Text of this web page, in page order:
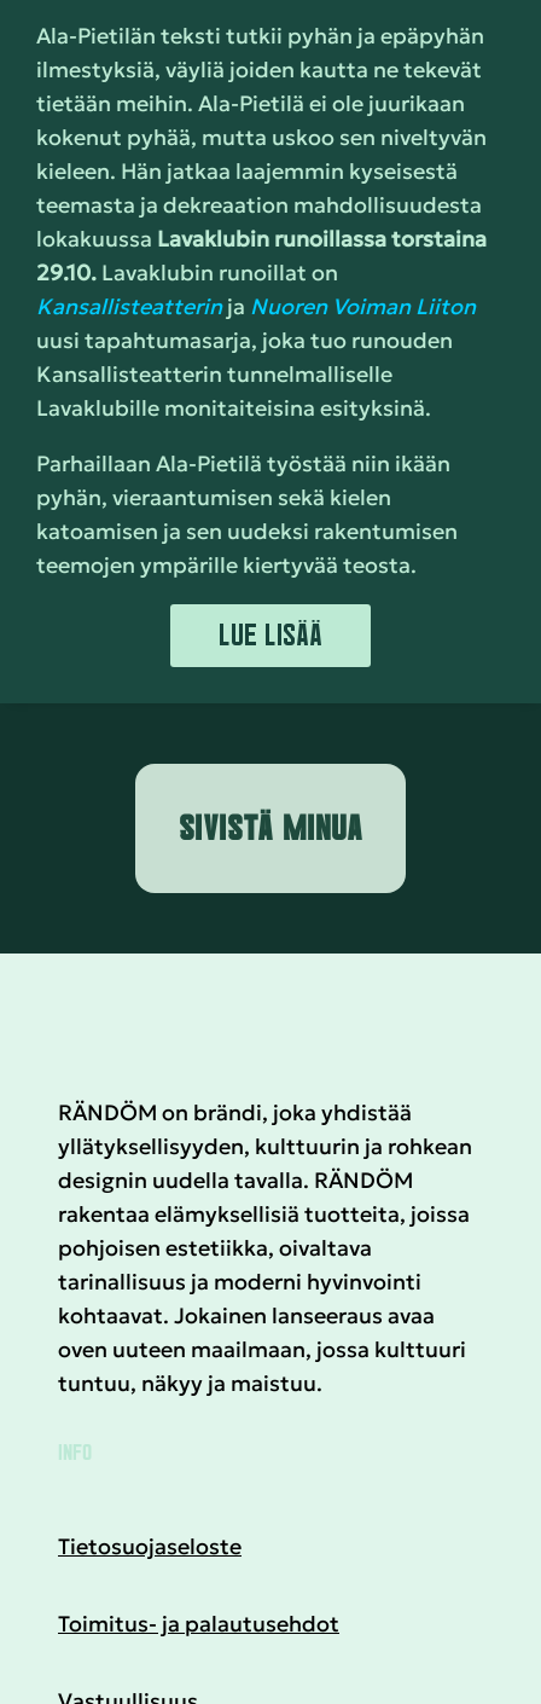
Ala-Pietilän teksti tutkii pyhän ja epäpyhän
ilmestyksiä, väyliä joiden kautta ne tekevät
tietään meihin. Ala-Pietilä ei ole juurikaan
kokenut pyhää, mutta uskoo sen niveltyvän
kieleen. Hän jatkaa laajemmin kyseisestä
teemasta ja dekreaation mahdollisuudesta
lokakuussa Lavaklubin runoillassa torstaina
29.10. Lavaklubin runoillat on
Kansallisteatterinja Nuoren Voiman Liiton
uusi tapahtumasarja, joka tuo runouden
Kansallisteatterin tunnelmalliselle
Lavaklubille monitaiteisina esityksinä.
Parhaillaan Ala-Pietilä työstää niin ikään
pyhän, vieraantumisen sekä kielen
katoamisen ja sen uudeksi rakentumisen
teemojen ympärille kiertyvää teosta.
LUE LISÄÄ
SIVISTÄ MINUA
RÄNDÖM on brändi, joka yhdistää
yllätyksellisyyden, kulttuurin ja rohkean
designin uudella tavalla. RÄNDÖM
rakentaa elämyksellisiä tuotteita, joissa
pohjoisen estetiikka, oivaltava
tarinallisuus ja moderni hyvinvointi
kohtaavat. Jokainen lanseeraus avaa
oven uuteen maailmaan, jossa kulttuuri
tuntuu, näkyy ja maistuu.
INFO
Tietosuojaseloste
Toimitus- ja palautusehdot